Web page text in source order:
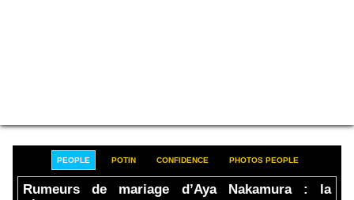
PEOPLE POTIN CONFIDENCE PHOTOS PEOPLE
Rumeurs de mariage d’Aya Nakamura : la